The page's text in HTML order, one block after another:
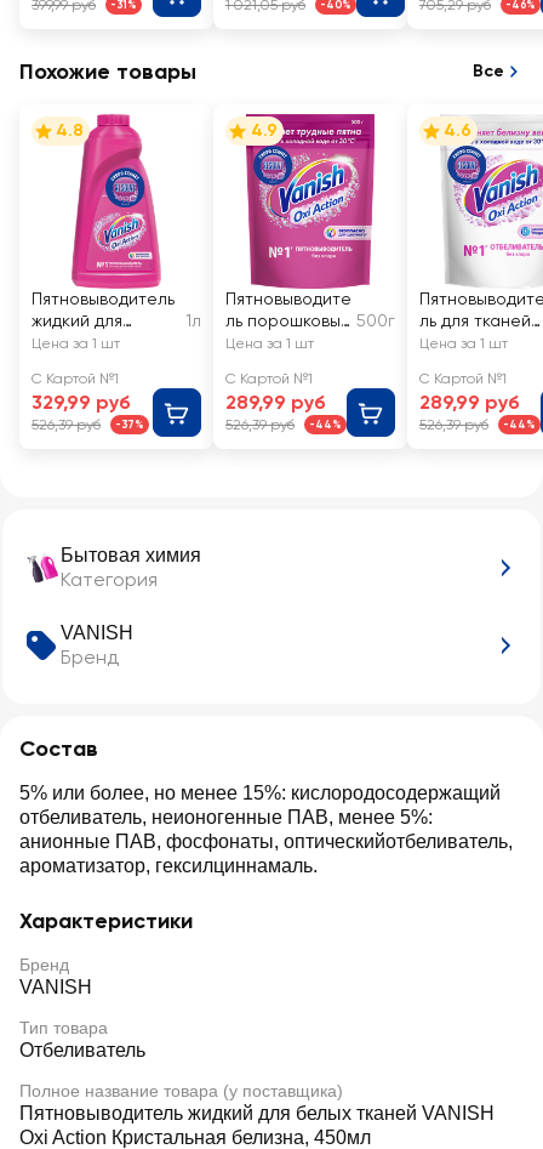
Бытовая химия
Категория
VANISH
Бренд
Состав
5% или более, но менее 15%: кислородосодержащий
отбеливатель, неионогенные ПАВ, менее 5%:
анионные ПАВ, фосфонаты, оптическийотбеливатель,
ароматизатор, гексилциннамаль.
Характеристики
Бренд
VANISH
Тип товара
Отбеливатель
Полное название товара (у поставщика)
Пятновыводитель жидкий для белых тканей VANISH
Oxi Action Кристальная белизна, 450мл
399,99 руб -31% 1 021,05 руб -40%
автомат
705,29 руб -46%
Похожие товары Все
4.8
Пятновыводитель
жидкий для
тканей VANISH
1л
Цена за 1 шт
С Картой №1
329,99 руб
526,39 руб -37%
4.9
Пятновыводите
ль порошковый
для тканей
Action
500г
Цена за 1 шт
С Картой №1
289,99 руб
526,39 руб -44%
4.6
ль для тканей
VANISH Oxi
Отбеливатель
Цена за 1 шт
С Картой №1
289,99 руб
526,39 руб -44%